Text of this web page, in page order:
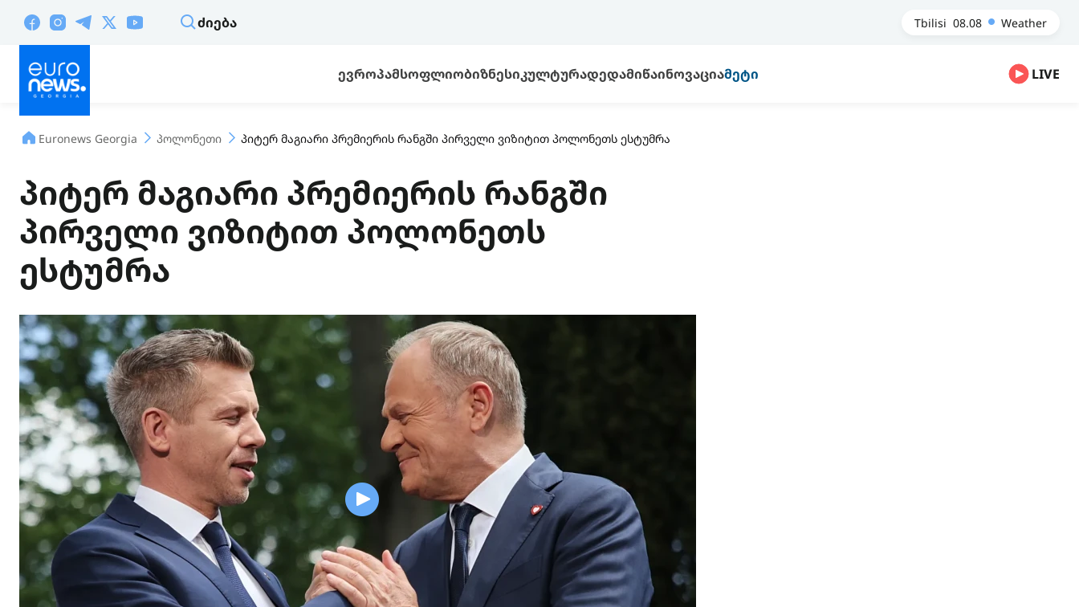
ᲫᲘᲔᲑᲐ Tbilisi 08.08 Weather
ᲔᲕᲠᲝᲞᲐᲛᲡᲝᲤᲚᲘᲝᲑᲘᲖᲜᲔᲡᲘᲙᲣᲚᲢᲣᲠᲐᲓᲔᲓᲐᲛᲘᲬᲐᲘᲜᲝᲕᲐᲪᲘᲐᲛᲔᲢᲘ LIVE
Euronews Georgia პოლონეთი პიტერ მაგიარი პრემიერის რანგში პირველი ვიზიტით პოლონეთს ესტუმრა
პიტერ მაგიარი პრემიერის რანგში
პირველი ვიზიტით პოლონეთს
ესტუმრა